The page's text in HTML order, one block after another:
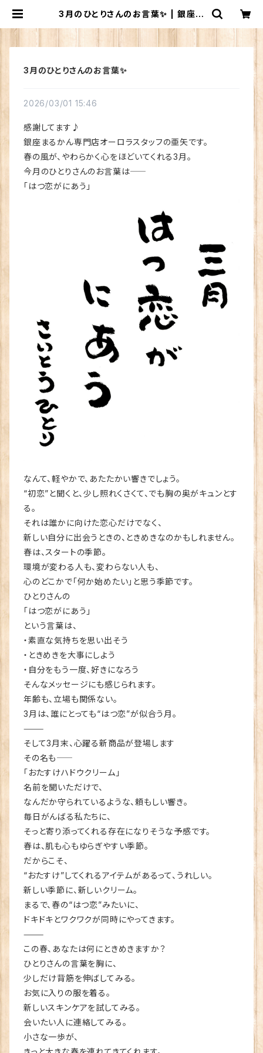
3月のひとりさんのお言葉✨ | 銀座ま
3月のひとりさんのお言葉✨
2026/03/01 15:46
感謝してます♪
銀座まるかん専門店オーロラスタッフの亜矢です。
春の風が、やわらかく心をほどいてくれる3月。
今月のひとりさんのお言葉は――
「はつ恋がにあう」
なんて、軽やかで、あたたかい響きでしょう。
“初恋”と聞くと、少し照れくさくて、でも胸の奥がキュンとす
る。
それは誰かに向けた恋心だけでなく、
新しい自分に出会うときの、ときめきなのかもしれません。
春は、スタートの季節。
環境が変わる人も、変わらない人も、
心のどこかで「何か始めたい」と思う季節です。
ひとりさんの
「はつ恋がにあう」
という言葉は、
・素直な気持ちを思い出そう
・ときめきを大事にしよう
・自分をもう一度、好きになろう
そんなメッセージにも感じられます。
年齢も、立場も関係ない。
3月は、誰にとっても“はつ恋”が似合う月。
⸻
そして3月末、心躍る新商品が登場します
その名も――
「おたすけハドウクリーム」
名前を聞いただけで、
なんだか守られているような、頼もしい響き。
毎日がんばる私たちに、
そっと寄り添ってくれる存在になりそうな予感です。
春は、肌も心もゆらぎやすい季節。
だからこそ、
“おたすけ”してくれるアイテムがあるって、うれしい。
新しい季節に、新しいクリーム。
まるで、春の“はつ恋”みたいに、
ドキドキとワクワクが同時にやってきます。
⸻
この春、あなたは何にときめきますか？
ひとりさんの言葉を胸に、
少しだけ背筋を伸ばしてみる。
お気に入りの服を着る。
新しいスキンケアを試してみる。
会いたい人に連絡してみる。
小さな一歩が、